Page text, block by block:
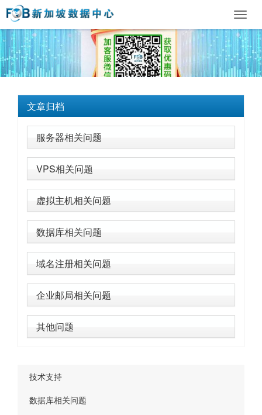
文章归档
服务器相关问题
VPS相关问题
虚拟主机相关问题
数据库相关问题
域名注册相关问题
企业邮局相关问题
其他问题
技术支持
数据库相关问题